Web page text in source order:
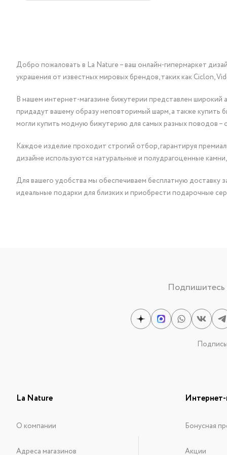
Добро пожаловать в La Nature – ваш онлайн-гипермаркет
украшения от известных мировых брендов, таких как Ciclon,
В нашем интернет-магазине бижутерии представлен широкий
придадут вашему образу неповторимый шарм, а также
могли купить модную бижутерию для самых разных поводов
Каждое изделие проходит строгий отбор, гарантируя
дизайне используются натуральные и полудрагоценные
Для вашего удобства мы обеспечиваем бесплатную доставку
идеальные подарки для близких и приобрести подарочные
Подпишитесь
La Nature
О компании
Адреса магазинов
Интернет-
Бонусная
Акции